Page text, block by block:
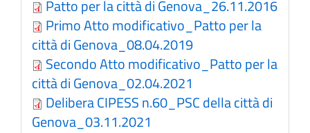
Patto per la città di Genova_26.11.2016
Primo Atto modificativo_Patto per la
città di Genova_08.04.2019
Secondo Atto modificativo_Patto per la
città di Genova_02.04.2021
Delibera CIPESS n.60_PSC della città di
Genova_03.11.2021